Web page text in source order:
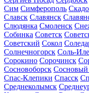
Сим Симферополь
Славск Славянск
Слюдянка Смоленск
Собинка Советск
Советский Сокол
Солнечногорск Соль-
Сорокино Сорочинск
Сосновоборск Сосновый
Спас-Клепики Спасск
Среднеколымск